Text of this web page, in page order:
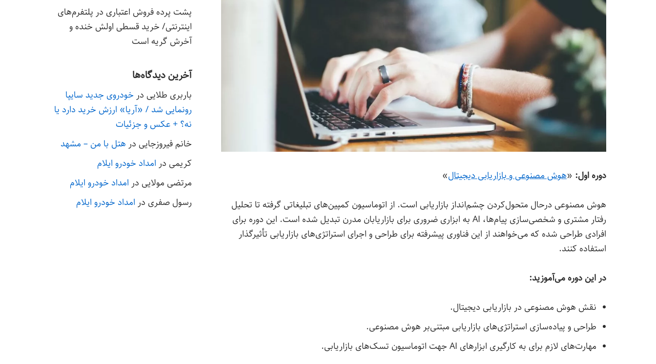
دوره اول: «هوش مصنوعی و بازاریابی دیجیتال»
هوش مصنوعی درحال متحول‌کردن چشم‌انداز بازاریابی است. از اتوماسیون کمپین‌های تبلیغاتی گرفته تا تحلیل
رفتار مشتری و شخصی‌سازی پیام‌ها، AI به ابزاری ضروری برای بازاریابان مدرن تبدیل شده است. این دوره برای
افرادی طراحی شده که می‌خواهند از این فناوری پیشرفته برای طراحی و اجرای استراتژی‌های بازاریابی تأثیرگذار
استفاده کنند.
در این دوره می‌آموزید:
نقش هوش مصنوعی در بازاریابی دیجیتال.
طراحی و پیاده‌سازی استراتژی‌های بازاریابی مبتنی‌بر ‌هوش مصنوعی.
مهارت‌های لازم برای به کارگیری ابزارهای AI جهت اتوماسیون تسک‌های بازاریابی.
پشت پرده فروش اعتباری در پلتفرم‌های
اینترنتی/ خرید قسطی اولش خنده و
آخرش گریه است
آخرین دیدگاه‌ها
باربری طلایی در خودروی جدید سایپا
رونمایی شد / «آریا» ارزش خرید دارد یا
نه؟ + عکس و جزئیات
خانم فیروزجایی در هتل با من – مشهد
کریمی در امداد خودرو ایلام
مرتضی مولایی در امداد خودرو ایلام
رسول صفری در امداد خودرو ایلام